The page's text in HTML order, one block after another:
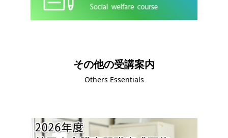
その他の受講案内
Others Essentials